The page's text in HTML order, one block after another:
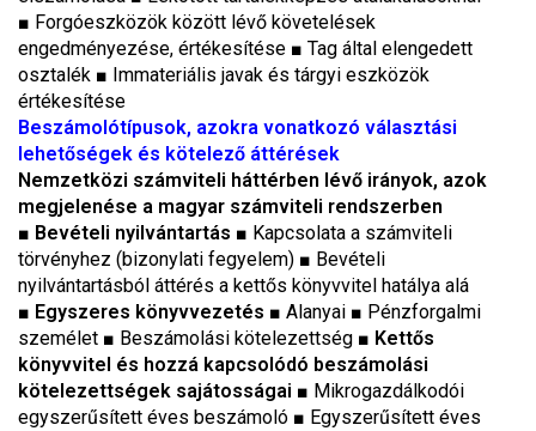
■ Forgóeszközök között lévő követelések
engedményezése, értékesítése ■ Tag által elengedett
osztalék ■ Immateriális javak és tárgyi eszközök
értékesítése
Beszámolótípusok, azokra vonatkozó választási
lehetőségek és kötelező áttérések
Nemzetközi számviteli háttérben lévő irányok, azok
megjelenése a magyar számviteli rendszerben
■ Bevételi nyilvántartás ■ Kapcsolata a számviteli
törvényhez (bizonylati fegyelem) ■ Bevételi
nyilvántartásból áttérés a kettős könyvvitel hatálya alá
■ Egyszeres könyvvezetés ■ Alanyai ■ Pénzforgalmi
személet ■ Beszámolási kötelezettség ■ Kettős
könyvvitel és hozzá kapcsolódó beszámolási
kötelezettségek sajátosságai ■ Mikrogazdálkodói
egyszerűsített éves beszámoló ■ Egyszerűsített éves